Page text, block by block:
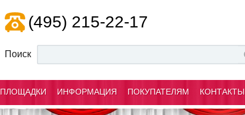
(495) 215-22-17
Поиск
ПЛОЩАДКИ ИНФОРМАЦИЯ ПОКУПАТЕЛЯМ КОНТАКТЫ